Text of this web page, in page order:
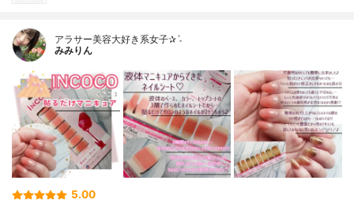
アラサー美容大好き系女子✰ˊ˗
みみりん
5.00